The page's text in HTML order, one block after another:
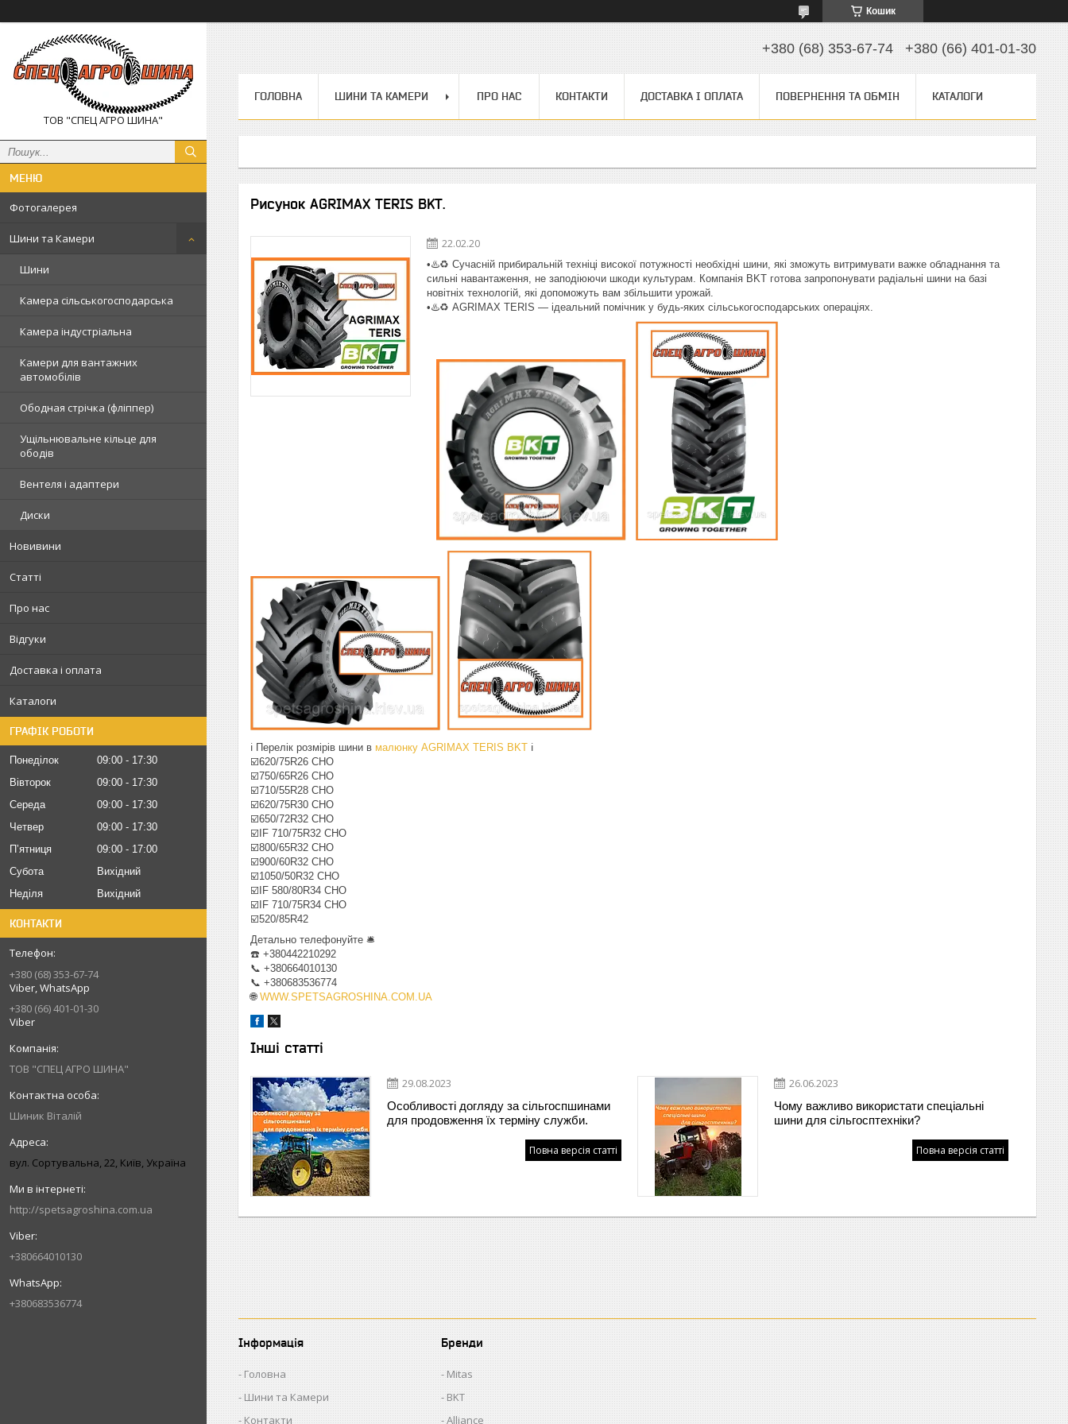
Кошик
ТОВ "СПЕЦ АГРО ШИНА"
Фотогалерея
Шини та Камери
Шини
Камера сільськогосподарська
Камера індустріальна
Камери для вантажних
автомобілів
Ободная стрічка (фліппер)
Ущільнювальне кільце для
ободів
Вентеля і адаптери
Диски
Новивини
Статті
Про нас
Відгуки
Доставка і оплата
Каталоги
ГРАФІК РОБОТИ
Понеділок 09:00
17:30
Вівторок
09:00
17:30
Середа
09:00
17:30
Четвер
09:00
17:30
Пʼятниця
09:00
17:00
Субота
Вихідний
Неділя
Вихідний
КОНТАКТИ
+380 (68) 353-67-74
Viber, WhatsApp
+380 (66) 401-01-30
Viber
ТОВ "СПЕЦ АГРО ШИНА"
Шиник Віталій
вул. Сортувальна, 22, Київ, Україна
http://spetsagroshina.com.ua
+380664010130
+380683536774
+380 (68) 353-67-74 +380 (66) 401-01-30
ГОЛОВНА ШИНИ ТА КАМЕРИ ПРО НАС КОНТАКТИ ДОСТАВКА І ОПЛАТА ПОВЕРНЕННЯ ТА ОБМІН КАТАЛОГИ
Рисунок AGRIMAX TERIS BKT.
22.02.20
•♨️♻️ Сучасній прибиральній техніці високої потужності необхідні шини, які зможуть витримувати важке обладнання та
сильні навантаження, не заподіюючи шкоди культурам. Компанія BKT готова запропонувати радіальні шини на базі
новітніх технологій, які допоможуть вам збільшити урожай.
•♨️♻️ AGRIMAX TERIS — ідеальний помічник у будь-яких сільськогосподарських операціях.
ℹ️ Перелік розмірів шини в малюнку AGRIMAX TERIS BKT ℹ️
☑️620/75R26 CHO
☑️750/65R26 CHO
☑️710/55R28 CHO
☑️620/75R30 CHO
☑️650/72R32 CHO
☑️IF 710/75R32 CHO
☑️800/65R32 CHO
☑️900/60R32 CHO
☑️1050/50R32 CHO
☑️IF 580/80R34 CHO
☑️IF 710/75R34 CHO
☑️520/85R42
Детально телефонуйте 🛎
☎️ +380442210292
📞 +380664010130
📞 +380683536774
🌐 WWW.SPETSAGROSHINA.COM.UA
Інші статті
29.08.2023
Особливості догляду за сільгоспшинами
для продовження їх терміну служби.
Повна версія статті
26.06.2023
Чому важливо використати спеціальні
шини для сільгосптехніки?
Повна версія статті
Інформація
Головна
Шини та Камери
Контакти
Бренди
Mitas
BKT
Alliance